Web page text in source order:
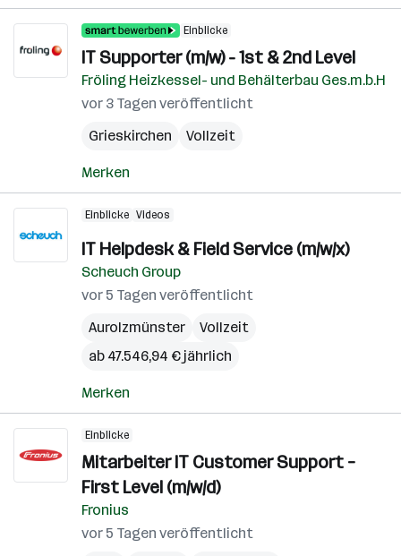
Einblicke
IT Supporter (m/w) - 1st & 2nd Level
Fröling Heizkessel- und Behälterbau Ges.m.b.H
vor 3 Tagen veröffentlicht
Grieskirchen
Vollzeit
Merken
Einblicke Videos
IT Helpdesk & Field Service (m/w/x)
Scheuch Group
vor 5 Tagen veröffentlicht
Aurolzmünster
Vollzeit
ab 47.546,94 € jährlich
Merken
Einblicke
Mitarbeiter IT Customer Support –
First Level (m/w/d)
Fronius
vor 5 Tagen veröffentlicht